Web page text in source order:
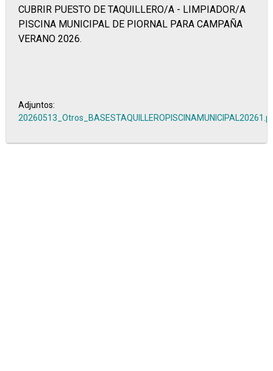
CUBRIR PUESTO DE TAQUILLERO/A - LIMPIADOR/A
PISCINA MUNICIPAL DE PIORNAL PARA CAMPAÑA
VERANO 2026.
Adjuntos: